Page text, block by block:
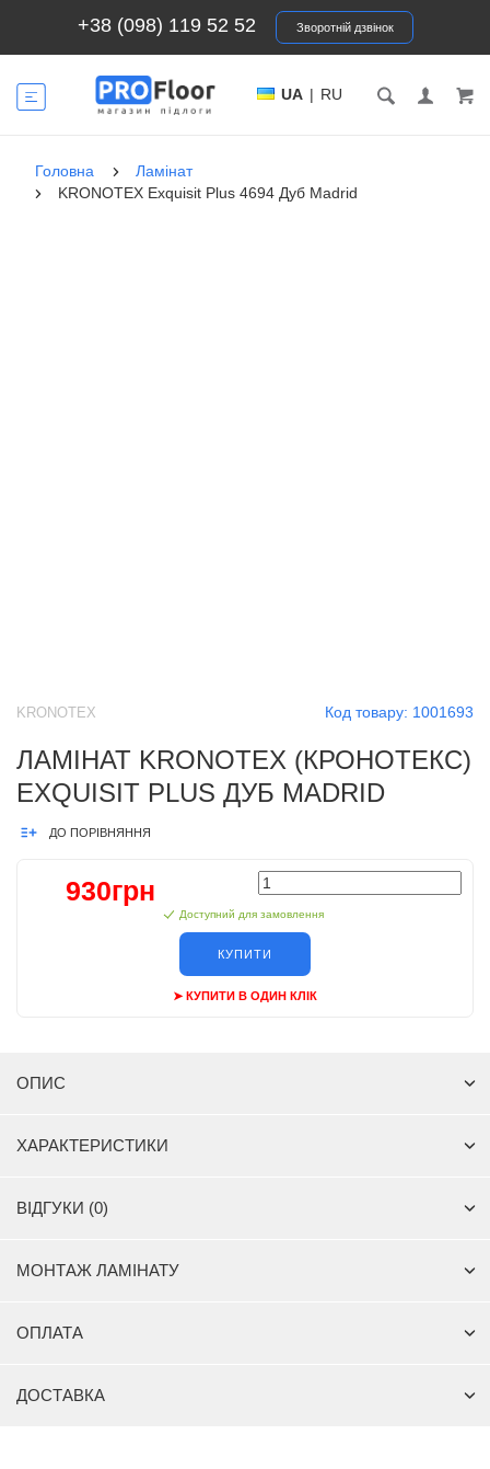
+38 (098) 119 52 52 Зворотній дзвінок
UA | RU
Головна
Ламінат
KRONOTEX Exquisit Plus 4694 Дуб Madrid
Код товару: 1001693
KRONOTEX
ЛАМІНАТ KRONOTEX (КРОНОТЕКС)
EXQUISIT PLUS ДУБ MADRID
ДО ПОРІВНЯННЯ
930грн
Доступний для замовлення
КУПИТИ
➤ КУПИТИ В ОДИН КЛІК
ОПИС
ХАРАКТЕРИСТИКИ
ВІДГУКИ (0)
МОНТАЖ ЛАМІНАТУ
ОПЛАТА
ДОСТАВКА